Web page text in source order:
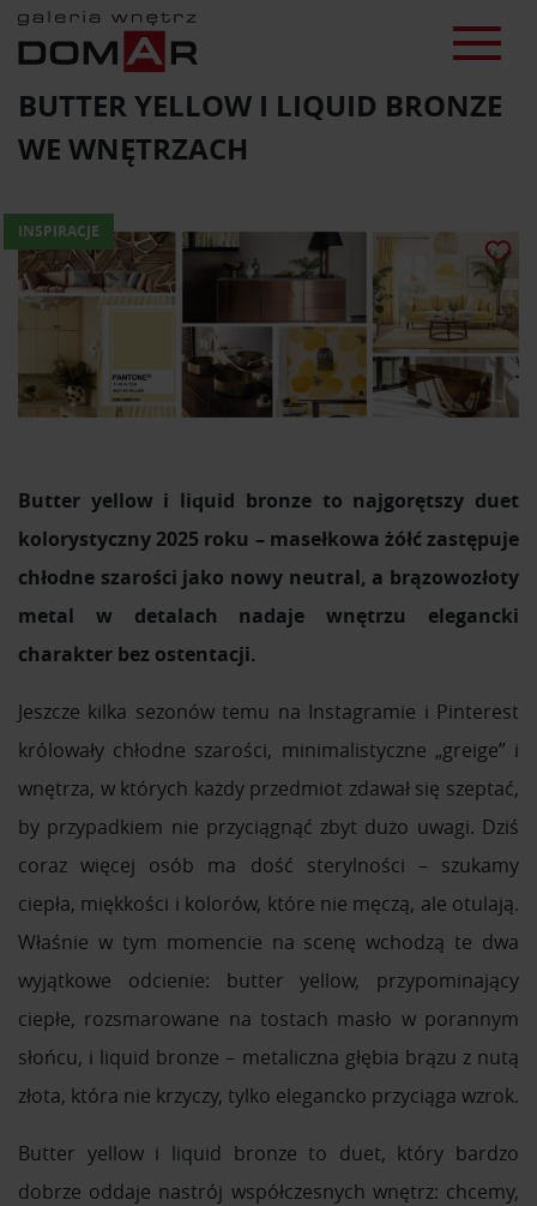
BUTTER YELLOW I LIQUID BRONZE
WE WNĘTRZACH
INSPIRACJE
Butter yellow i liquid bronze to najgorętszy duet
kolorystyczny 2025 roku – masełkowa żółć zastępuje
chłodne szarości jako nowy neutral, a brązowozłoty
metal w detalach nadaje wnętrzu elegancki
charakter bez ostentacji.
Jeszcze kilka sezonów temu na Instagramie i Pinterest
królowały chłodne szarości, minimalistyczne „greige” i
wnętrza, w których każdy przedmiot zdawał się szeptać,
by przypadkiem nie przyciągnąć zbyt dużo uwagi. Dziś
coraz więcej osób ma dość sterylności – szukamy
ciepła, miękkości i kolorów, które nie męczą, ale otulają.
Właśnie w tym momencie na scenę wchodzą te dwa
wyjątkowe odcienie: butter yellow, przypominający
ciepłe, rozsmarowane na tostach masło w porannym
słońcu, i liquid bronze – metaliczna głębia brązu z nutą
złota, która nie krzyczy, tylko elegancko przyciąga wzrok.
Butter yellow i liquid bronze to duet, który bardzo
dobrze oddaje nastrój współczesnych wnętrz: chcemy,